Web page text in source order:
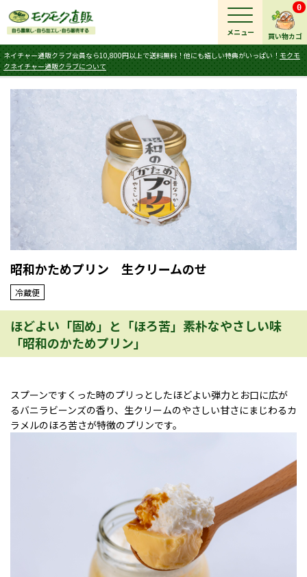
買い物カゴ
0
ネイチャー通販クラブ会員なら10,800円以上で送料無料！他にも嬉しい特典がいっぱい！ モクモ
クネイチャー通販クラブについて
メニュー
昭和かためプリン 生クリームのせ
冷蔵便
ほどよい「固め」と「ほろ苦」素朴なやさしい味
「昭和のかためプリン」
スプーンですくった時のプリっとしたほどよい弾力とお口に広が
るバニラビーンズの香り、生クリームのやさしい甘さにまじわるカ
ラメルのほろ苦さが特徴のプリンです。